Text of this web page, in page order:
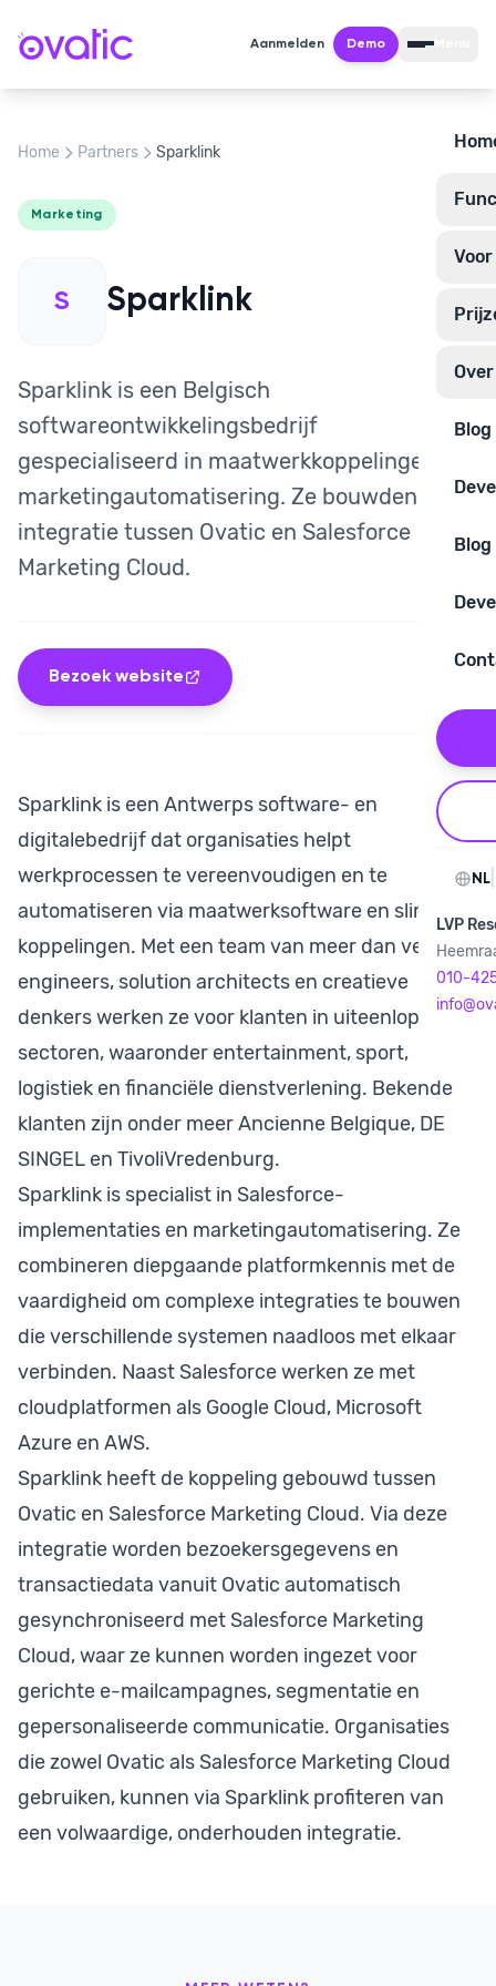
Aanmelden Demo
Blog
Blog
NL
LVP
010-
Home Partners Sparklink
Marketing
S Sparklink
Sparklink is een Belgisch
softwareontwikkelingsbedrijf
gespecialiseerd in maatwerkkoppelingen en
marketingautomatisering. Ze bouwden de
integratie tussen Ovatic en Salesforce
Marketing Cloud.
Bezoek website
Sparklink is een Antwerps software- en
digitalebedrijf dat organisaties helpt
werkprocessen te vereenvoudigen en te
automatiseren via maatwerksoftware en slimme
koppelingen. Met een team van meer dan veertig
engineers, solution architects en creatieve
denkers werken ze voor klanten in uiteenlopende
sectoren, waaronder entertainment, sport,
logistiek en financiële dienstverlening. Bekende
klanten zijn onder meer Ancienne Belgique, DE
SINGEL en TivoliVredenburg.
Sparklink is specialist in Salesforce-
implementaties en marketingautomatisering. Ze
combineren diepgaande platformkennis met de
vaardigheid om complexe integraties te bouwen
die verschillende systemen naadloos met elkaar
verbinden. Naast Salesforce werken ze met
cloudplatformen als Google Cloud, Microsoft
Azure en AWS.
Sparklink heeft de koppeling gebouwd tussen
Ovatic en Salesforce Marketing Cloud. Via deze
integratie worden bezoekersgegevens en
transactiedata vanuit Ovatic automatisch
gesynchroniseerd met Salesforce Marketing
Cloud, waar ze kunnen worden ingezet voor
gerichte e-mailcampagnes, segmentatie en
gepersonaliseerde communicatie. Organisaties
die zowel Ovatic als Salesforce Marketing Cloud
gebruiken, kunnen via Sparklink profiteren van
een volwaardige, onderhouden integratie.